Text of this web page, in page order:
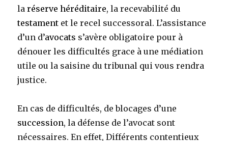
laréserve héréditaire, la recevabilité du
testament et le recel successoral. L’assistance
d’un d’avocats s’avère obligatoire pour à
dénouer les difficultés grace à une médiation
utile ou la saisine du tribunal qui vous rendra
justice.
En cas de difficultés, de blocages d’une
succession, la défense de l’avocat sont
nécessaires. En effet, Différents contentieux